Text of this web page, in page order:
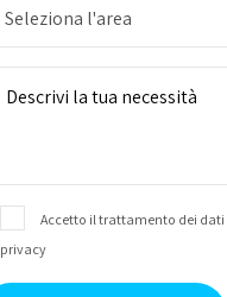
Seleziona l'area
Accetto il trattamento dei dati
privacy